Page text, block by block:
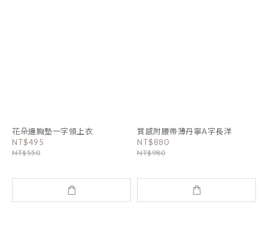
花朵邊胸墊一字領上衣
NT$495
NT$550
質感附腰帶薄丹寧A字長洋
NT$880
NT$980